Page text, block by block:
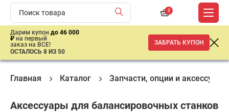
0
Дарим купон до 46 000
₽ на первый
заказ на ВСЕ!
ОСТАЛОСЬ 8 ИЗ 50
ЗАБРАТЬ КУПОН
Главная Каталог Запчасти, опции и
Аксессуары для балансировочных станков